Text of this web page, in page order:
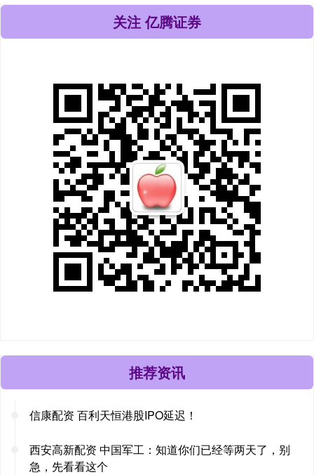
关注 亿腾证券
推荐资讯
信康配资 百利天恒港股IPO延迟！
西安高新配资 中国军工：知道你们已经等两天了，别
急，先看看这个